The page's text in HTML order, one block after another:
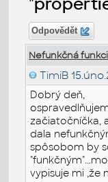
Odpovědět
Nefunkčná
TimiB
Dobrý deň,
začiatočníčka,
dala
spôsobom by
vypisuje mi ,že